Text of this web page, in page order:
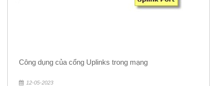
Công dụng của cổng Uplinks trong mạng
12-05-2023